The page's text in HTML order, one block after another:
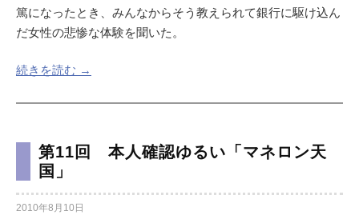
篤になったとき、みんなからそう教えられて銀行に駆け込ん
だ女性の悲惨な体験を聞いた。
続きを読む →
第11回 本人確認ゆるい「マネロン天
国」
2010年8月10日